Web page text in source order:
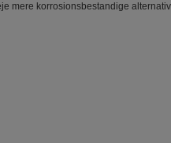
mere korrosionsbestandige